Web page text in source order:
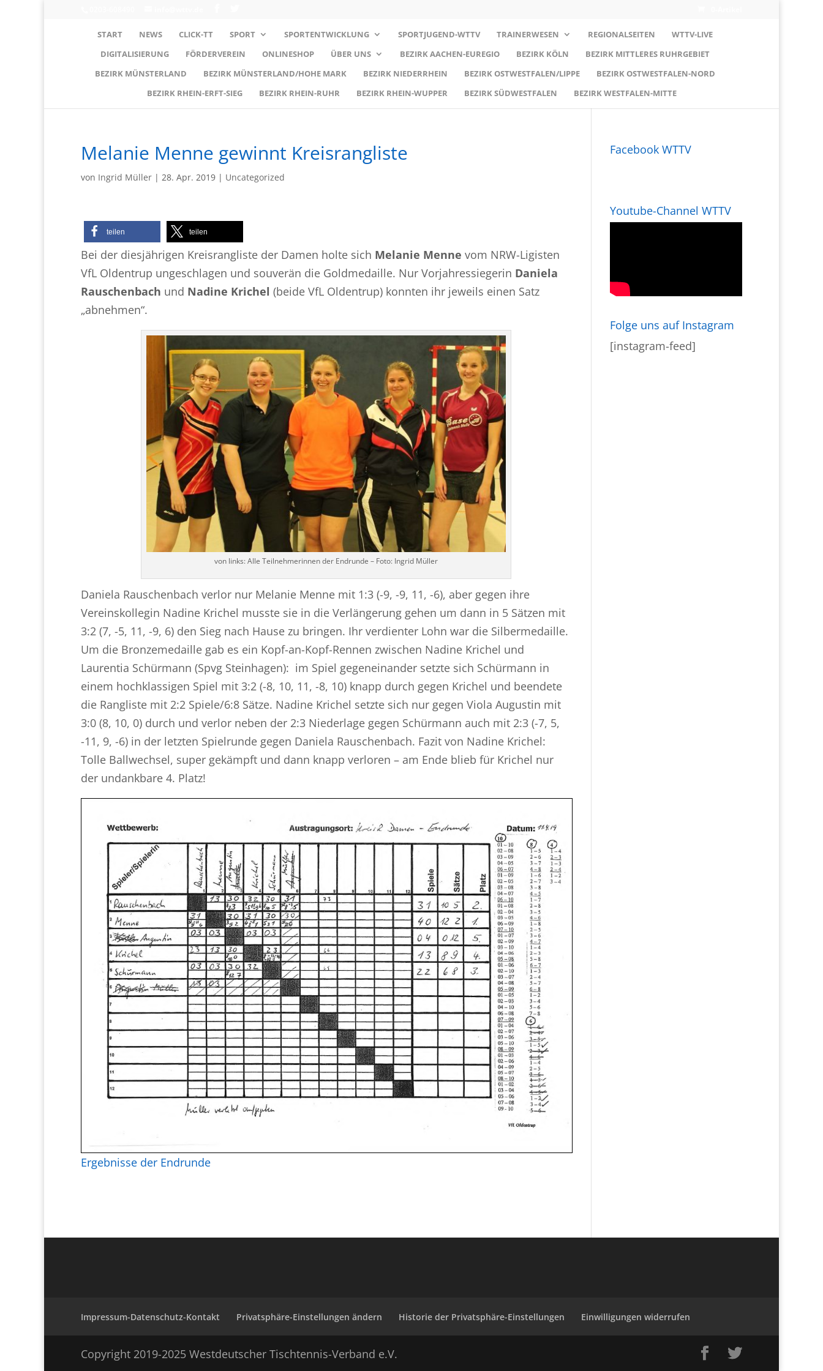
START NEWS CLICK-TT SPORT SPORTENTWICKLUNG SPORTJUGEND-WTTV TRAINERWESEN REGIONALSEITEN
WTTV-LIVE
DIGITALISIERUNG
FÖRDERVEREIN ONLINESHOP ÜBER UNS BEZIRK AACHEN-EUREGIO BEZIRK KÖLN
BEZIRK MITTLERES RUHRGEBIET
BEZIRK MÜNSTERLAND
BEZIRK MÜNSTERLAND/HOHE MARK BEZIRK NIEDERRHEIN BEZIRK OSTWESTFALEN/LIPPE
BEZIRK OSTWESTFALEN-NORD
BEZIRK RHEIN-ERFT-SIEG
BEZIRK RHEIN-RUHR BEZIRK RHEIN-WUPPER BEZIRK SÜDWESTFALEN BEZIRK WESTFALEN-MITTE
Melanie Menne gewinnt Kreisrangliste
von Ingrid Müller | 28. Apr. 2019 | Uncategorized
teilen teilen
Bei der diesjährigen Kreisrangliste der Damen holte sich Melanie Menne vom NRW-Ligisten
VfL Oldentrup ungeschlagen und souverän die Goldmedaille. Nur Vorjahressiegerin Daniela
Rauschenbach und Nadine Krichel (beide VfL Oldentrup) konnten ihr jeweils einen Satz
„abnehmen“.
von links: Alle Teilnehmerinnen der Endrunde – Foto: Ingrid Müller
Daniela Rauschenbach verlor nur Melanie Menne mit 1:3 (-9, -9, 11, -6), aber gegen ihre
Vereinskollegin Nadine Krichel musste sie in die Verlängerung gehen um dann in 5 Sätzen mit
3:2 (7, -5, 11, -9, 6) den Sieg nach Hause zu bringen. Ihr verdienter Lohn war die Silbermedaille.
Um die Bronzemedaille gab es ein Kopf-an-Kopf-Rennen zwischen Nadine Krichel und
Laurentia Schürmann (Spvg Steinhagen): im Spiel gegeneinander setzte sich Schürmann in
einem hochklassigen Spiel mit 3:2 (-8, 10, 11, -8, 10) knapp durch gegen Krichel und beendete
die Rangliste mit 2:2 Spiele/6:8 Sätze. Nadine Krichel setzte sich nur gegen Viola Augustin mit
3:0 (8, 10, 0) durch und verlor neben der 2:3 Niederlage gegen Schürmann auch mit 2:3 (-7, 5,
-11, 9, -6) in der letzten Spielrunde gegen Daniela Rauschenbach. Fazit von Nadine Krichel:
Tolle Ballwechsel, super gekämpft und dann knapp verloren – am Ende blieb für Krichel nur
der undankbare 4. Platz!
Ergebnisse der Endrunde
Facebook WTTV
Youtube-Channel WTTV
Folge uns auf Instagram
[instagram-feed]
Impressum-Datenschutz-Kontakt Privatsphäre-Einstellungen ändern Historie der Privatsphäre-Einstellungen Einwilligungen widerrufen
Copyright 2019-2025 Westdeutscher Tischtennis-Verband e.V.